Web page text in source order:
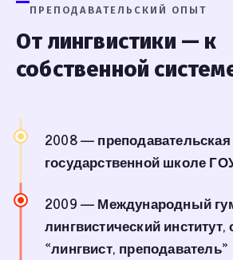
ПРЕПОДАВАТЕЛЬСКИЙ ОПЫТ
От лингвистики — к
собственной
2008— преподавательская
государственной школе
2009— Международный
лингвистический
«лингвист, преподаватель»